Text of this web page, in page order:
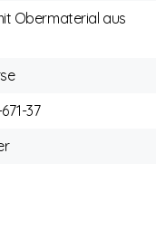
Obermaterial aus
37